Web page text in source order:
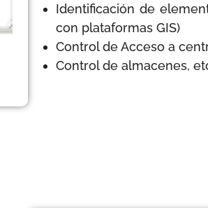
Identificación de
con plataformas GIS)
Control de Acceso a
Control de almacenes,